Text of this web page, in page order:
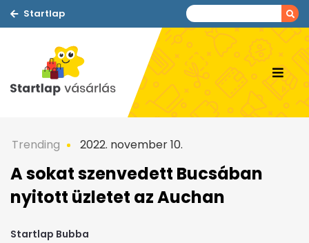
Startlap
Trending 2022. november 10.
A sokat szenvedett Bucsában
nyitott üzletet az Auchan
Startlap Bubba